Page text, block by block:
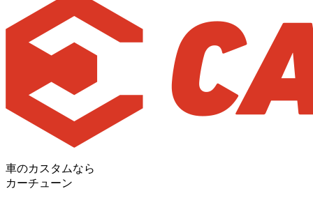
車のカスタムなら
カーチューン